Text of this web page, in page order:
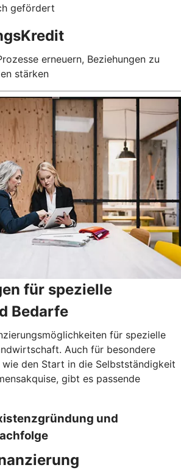
gefördert
erneuern, Beziehungen zu
stärken
für spezielle
Bedarfe
für spezielle
Auch für besondere
wie den Start in die Selbstständigkeit
gibt es passende
und